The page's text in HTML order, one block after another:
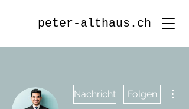
peter-althaus.ch
Nachricht Folgen